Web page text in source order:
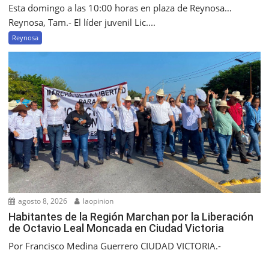
Esta domingo a las 10:00 horas en plaza de Reynosa…
Reynosa, Tam.- El líder juvenil Lic....
Reynosa
agosto 8, 2026 laopinion
Habitantes de la Región Marchan por la Liberación
de Octavio Leal Moncada en Ciudad Victoria
Por Francisco Medina Guerrero CIUDAD VICTORIA.-